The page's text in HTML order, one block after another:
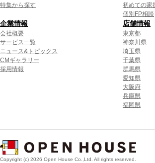
特集から探す
初めての家
個別FP相談
企業情報
会社概要
サービス一覧
ニュース&トピックス
CMギャラリー
採用情報
店舗情報
東京都
神奈川県
埼玉県
千葉県
群馬県
愛知県
大阪府
兵庫県
福岡県
Copyright (c) 2026 Open House Co.,Ltd. All rights reserved.